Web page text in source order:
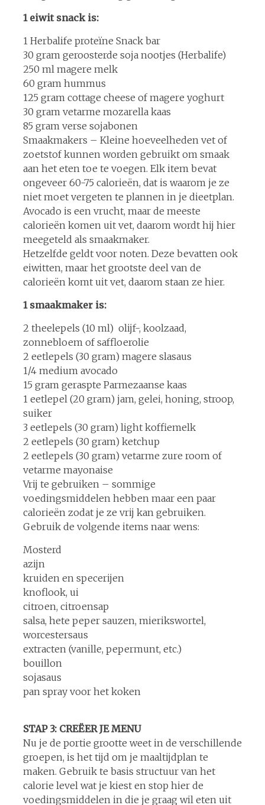
1 eiwit snack is:
1 Herbalife proteïne Snack bar
30 gram geroosterde soja nootjes (Herbalife)
250 ml magere melk
60 gram hummus
125 gram cottage cheese of magere yoghurt
30 gram vetarme mozarella kaas
85 gram verse sojabonen
Smaakmakers – Kleine hoeveelheden vet of
zoetstof kunnen worden gebruikt om smaak
aan het eten toe te voegen. Elk item bevat
ongeveer 60-75 calorieën, dat is waarom je ze
niet moet vergeten te plannen in je dieetplan.
Avocado is een vrucht, maar de meeste
calorieën komen uit vet, daarom wordt hij hier
meegeteld als smaakmaker.
Hetzelfde geldt voor noten. Deze bevatten ook
eiwitten, maar het grootste deel van de
calorieën komt uit vet, daarom staan ze hier.
1 smaakmaker is:
2 theelepels (10 ml) olijf-, koolzaad,
zonnebloem of saffloerolie
2 eetlepels (30 gram) magere slasaus
1/4 medium avocado
15 gram geraspte Parmezaanse kaas
1 eetlepel (20 gram) jam, gelei, honing, stroop,
suiker
3 eetlepels (30 gram) light koffiemelk
2 eetlepels (30 gram) ketchup
2 eetlepels (30 gram) vetarme zure room of
vetarme mayonaise
Vrij te gebruiken – sommige
voedingsmiddelen hebben maar een paar
calorieën zodat je ze vrij kan gebruiken.
Gebruik de volgende items naar wens:
Mosterd
azijn
kruiden en specerijen
knoflook, ui
citroen, citroensap
salsa, hete peper sauzen, mierikswortel,
worcestersaus
extracten (vanille, pepermunt, etc.)
bouillon
sojasaus
pan spray voor het koken
STAP 3: CREËER JE MENU
Nu je de portie grootte weet in de verschillende
groepen, is het tijd om je maaltijdplan te
maken. Gebruik te basis structuur van het
calorie level wat je kiest en stop hier de
voedingsmiddelen in die je graag wil eten uit